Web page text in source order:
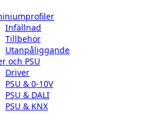
Infällnad
Tillbehör
Utanpåliggande
och PSU
Driver
PSU & 0-10V
PSU & DALI
PSU & KNX